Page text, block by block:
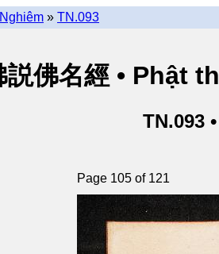
» TN.093
説佛名經 • Phật
TN.093
Page 105 of 121